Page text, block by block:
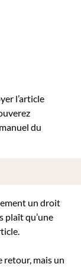
l’article
du
un droit
plaît qu’une
retour, mais un